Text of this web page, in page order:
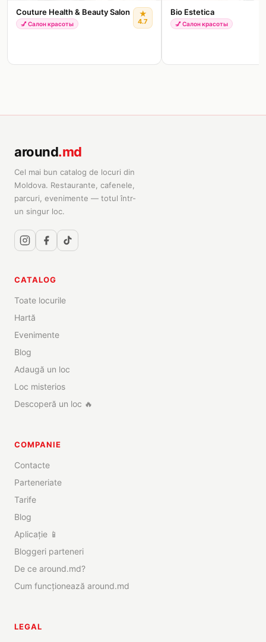
Couture Health & Beauty Salon
💅Салон красоты
★
4.7
Bio Estetica
💅Салон красоты
around.md
Cel mai bun catalog de locuri din
Moldova. Restaurante, cafenele,
parcuri, evenimente — totul într-
un singur loc.
CATALOG
Toate locurile
Hartă
Evenimente
Blog
Adaugă un loc
Loc misterios
Descoperă un loc 🔥
COMPANIE
Contacte
Parteneriate
Tarife
Blog
Aplicație 📱
Bloggeri parteneri
De ce around.md?
Cum funcționează around.md
LEGAL